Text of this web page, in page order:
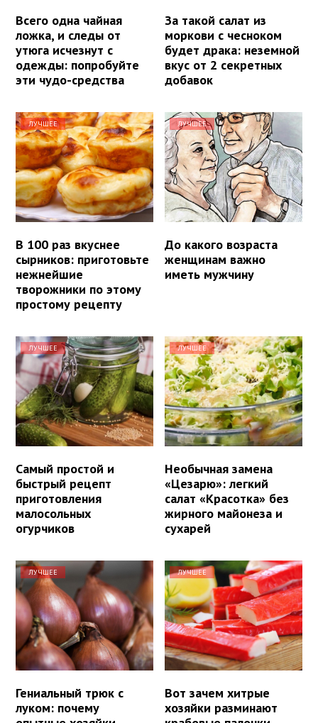
Всего одна чайная
ложка, и следы от
утюга исчезнут с
одежды: попробуйте
эти чудо-средства
За такой салат из
моркови с чесноком
будет драка: неземной
вкус от 2 секретных
добавок
ЛУЧШЕЕ
В 100 раз вкуснее
сырников: приготовьте
нежнейшие
творожники по этому
простому рецепту
ЛУЧШЕЕ
До какого возраста
женщинам важно
иметь мужчину
ЛУЧШЕЕ
Самый простой и
быстрый рецепт
приготовления
малосольных
огурчиков
ЛУЧШЕЕ
Необычная замена
«Цезарю»: легкий
салат «Красотка» без
жирного майонеза и
сухарей
ЛУЧШЕЕ
Гениальный трюк с
луком: почему
ЛУЧШЕЕ
Вот зачем хитрые
хозяйки разминают